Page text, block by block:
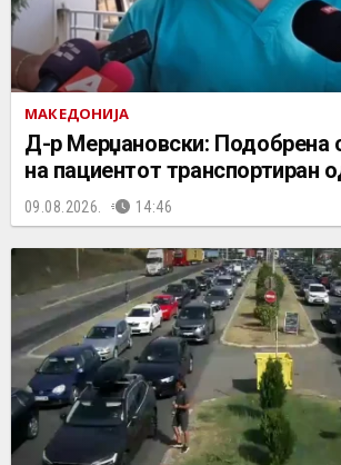
МАКЕДОНИЈА
Д-р Мерџановски: Подобрена
на пациентот транспортиран
09.08.2026. 14:46